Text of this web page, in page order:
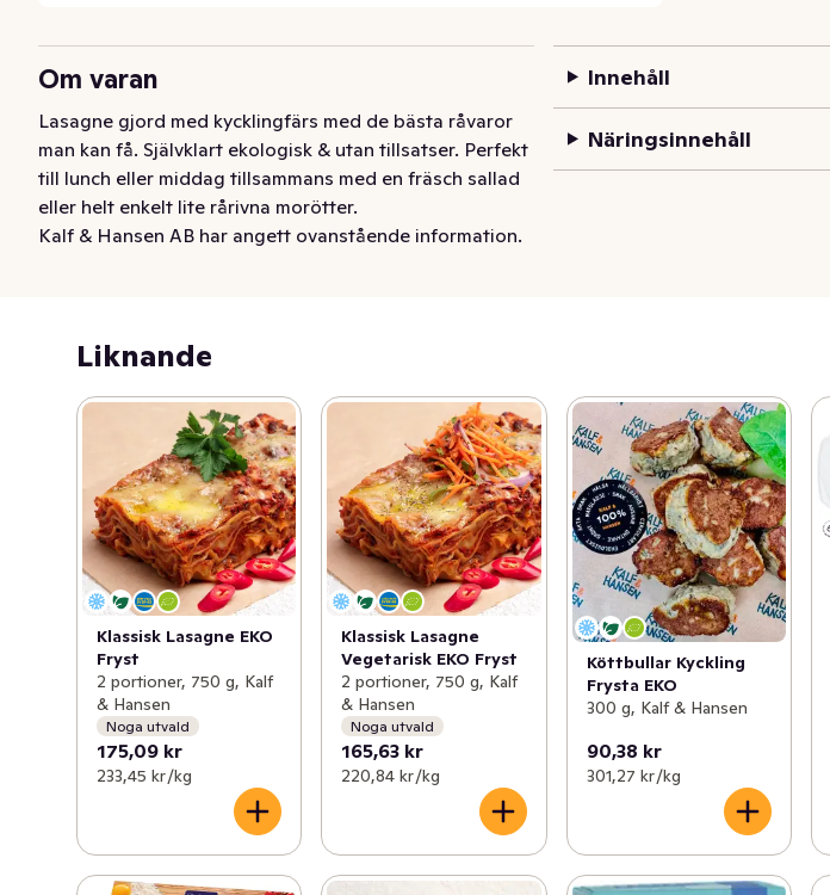
Om varan
Lasagne gjord med kycklingfärs med de bästa råvaror
man kan få. Självklart ekologisk & utan tillsatser. Perfekt
till lunch eller middag tillsammans med en fräsch sallad
eller helt enkelt lite rårivna morötter.
Kalf & Hansen AB har angett ovanstående information.
Innehåll
Näringsinnehåll
Liknande
Klassisk Lasagne EKO
Fryst
2 portioner, 750 g, Kalf
& Hansen
Noga utvald
175,09 kr
233,45 kr /kg
Klassisk Lasagne
Vegetarisk EKO Fryst
2 portioner, 750 g, Kalf
& Hansen
Noga utvald
165,63 kr
220,84 kr /kg
Köttbullar Kyckling
Frysta EKO
300 g, Kalf & Hansen
90,38 kr
301,27 kr /kg